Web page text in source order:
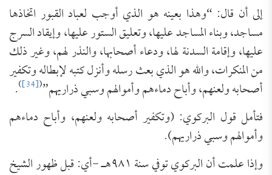
إلى أن قال: “وهذا بعينه هو الذي أوجب لعباد القبور اتخاذها
مساجد، وبناء المساجد عليها، وتعليق الستور عليها، وإيقاد السرج
عليها، وإقامة السدنة لها، ودعاء أصحابها، والنذر لهم، وغير ذلك
من المنكرات، والله هو الذي بعث رسله وأنزل كتبه لإبطاله وتكفير
أصحابه ولعنهم، وأباح دماءهم وأموالهم وسبي ذراريهم”(
[34]
)
.
فتأمل قول البركوي: (وتكفير أصحابه ولعنهم، وأباح دماءهم
وأموالهم وسبي ذراريهم).
وإذا علمت أن البركوي توفي سنة ٩٨١هـ -أي: قبل ظهور الشيخ